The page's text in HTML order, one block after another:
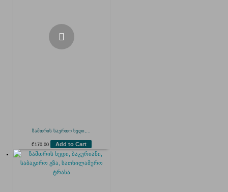
ზამთრის საერთო ხედი,...
₾ 170.00 Add to Cart